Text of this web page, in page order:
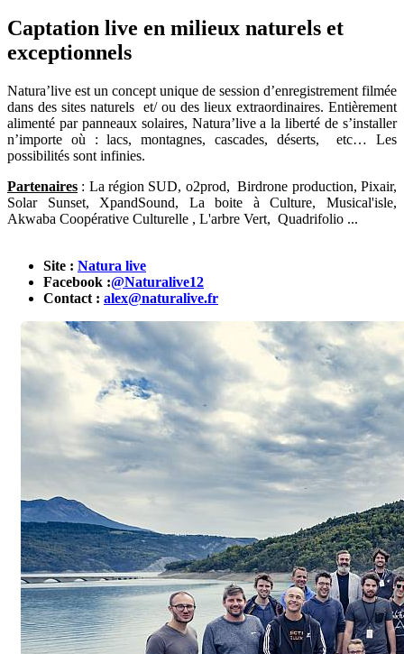
Captation live en milieux naturels et
exceptionnels
Natura’live est un concept unique de session d’enregistrement filmée
dans des sites naturels et/ ou des lieux extraordinaires. Entièrement
alimenté par panneaux solaires, Natura’live a la liberté de s’installer
n’importe où : lacs, montagnes, cascades, déserts, etc… Les
possibilités sont infinies.
Partenaires : La région SUD, o2prod, Birdrone production, Pixair,
Solar Sunset, XpandSound, La boite à Culture, Musical'isle,
Akwaba Coopérative Culturelle , L'arbre Vert, Quadrifolio ...
Site : Natura live
Facebook :@Naturalive12
Contact : alex@naturalive.fr